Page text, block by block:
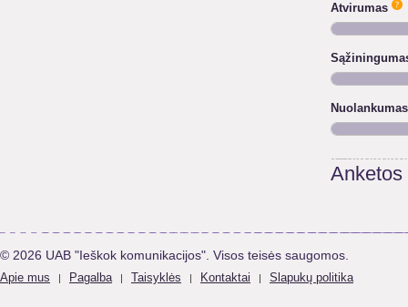
Atvirumas
Nuolankumas
Anketos
© 2026 UAB "Ieškok komunikacijos". Visos teisės saugomos.
Apie mus | Pagalba | Taisyklės | Kontaktai | Slapukų politika